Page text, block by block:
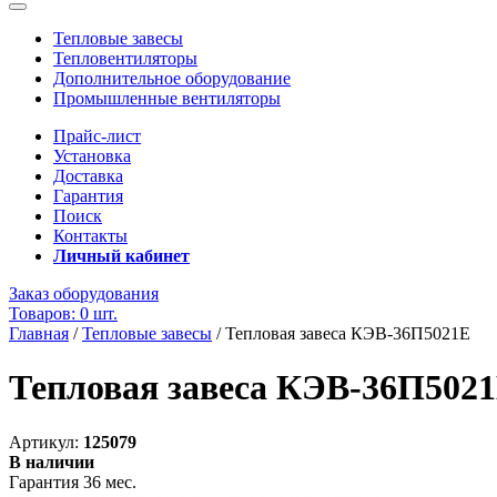
Тепловые завесы
Тепловентиляторы
Дополнительное оборудование
Промышленные вентиляторы
Прайс-лист
Установка
Доставка
Гарантия
Поиск
Контакты
Личный кабинет
Заказ оборудования
Товаров: 0 шт.
Главная /Тепловые завесы /Тепловая завеса КЭВ-36П5021E
Тепловая завеса КЭВ-
Артикул: 125079
В наличии
Гарантия 36 мес.